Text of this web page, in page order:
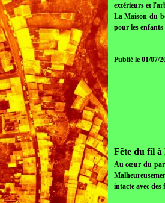
extérieurs et
La Maison du
pour les
Publié le 01/07/
Fête du fil
Au cœur du
intacte avec